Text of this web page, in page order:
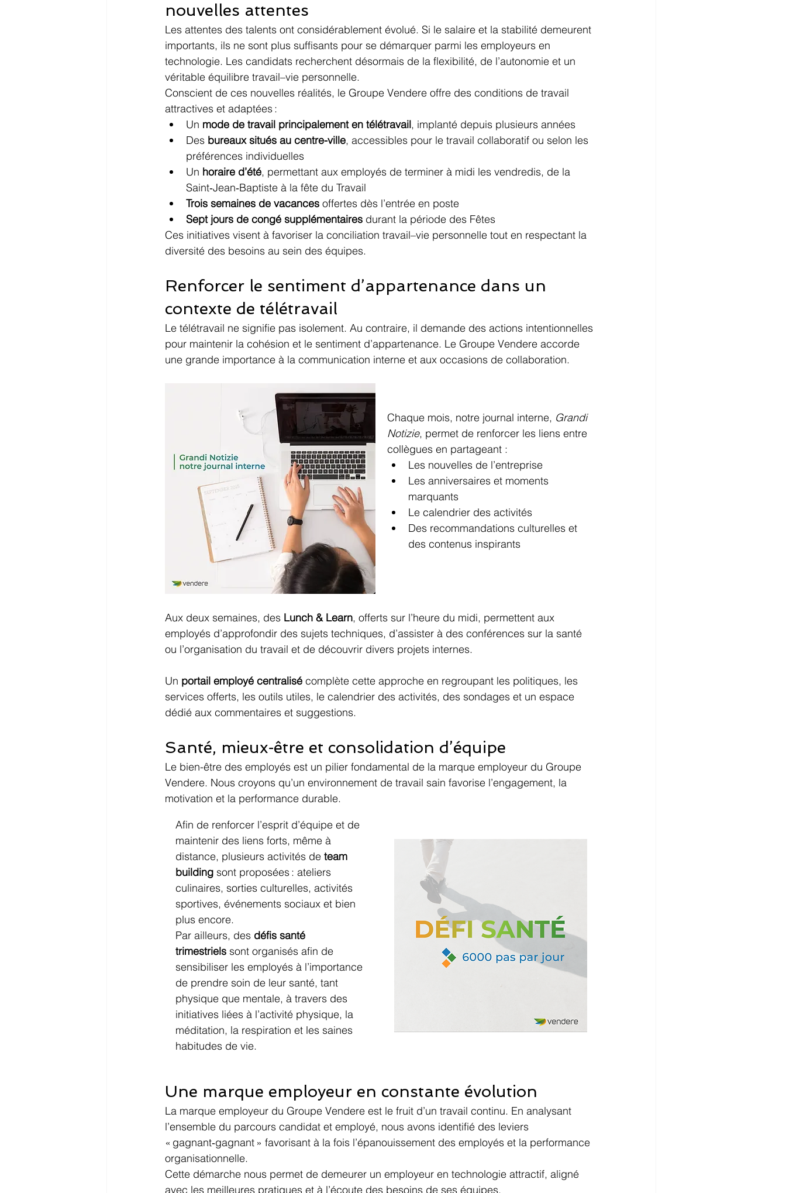
nouvelles attentes
Les attentes des talents ont considérablement évolué. Si le salaire et la stabilité demeurent
importants, ils ne sont plus suffisants pour se démarquer parmi les employeurs en
technologie. Les candidats recherchent désormais de la flexibilité, de l’autonomie et un
véritable équilibre travail–vie personnelle.
Conscient de ces nouvelles réalités, le Groupe Vendere offre des conditions de travail
attractives et adaptées :
Un mode de travail principalement en télétravail, implanté depuis plusieurs années
Des bureaux situés au centre-ville, accessibles pour le travail collaboratif ou selon les
préférences individuelles
Un horaire d’été, permettant aux employés de terminer à midi les vendredis, de la
Saint‑Jean‑Baptiste à la fête du Travail
Trois semaines de vacances offertes dès l’entrée en poste
Sept jours de congé supplémentaires durant la période des Fêtes
Ces initiatives visent à favoriser la conciliation travail–vie personnelle tout en respectant la
diversité des besoins au sein des équipes.
Renforcer le sentiment d’appartenance dans un
contexte de télétravail
Le télétravail ne signifie pas isolement. Au contraire, il demande des actions intentionnelles
pour maintenir la cohésion et le sentiment d’appartenance. Le Groupe Vendere accorde
une grande importance à la communication interne et aux occasions de collaboration.
Chaque mois, notre journal interne, Grandi
Notizie, permet de renforcer les liens entre
collègues en partageant :
Les nouvelles de l’entreprise
Les anniversaires et moments
marquants
Le calendrier des activités
Des recommandations culturelles et
des contenus inspirants
Aux deux semaines, des Lunch & Learn, offerts sur l’heure du midi, permettent aux
employés d’approfondir des sujets techniques, d’assister à des conférences sur la santé
ou l’organisation du travail et de découvrir divers projets internes.
Un portail employé centralisé complète cette approche en regroupant les politiques, les
services offerts, les outils utiles, le calendrier des activités, des sondages et un espace
dédié aux commentaires et suggestions.
Santé, mieux‑être et consolidation d’équipe
Le bien-être des employés est un pilier fondamental de la marque employeur du Groupe
Vendere. Nous croyons qu’un environnement de travail sain favorise l’engagement, la
motivation et la performance durable.
Afin de renforcer l’esprit d’équipe et de
maintenir des liens forts, même à
distance, plusieurs activités de team
building sont proposées : ateliers
culinaires, sorties culturelles, activités
sportives, événements sociaux et bien
plus encore.
Par ailleurs, des défis santé
trimestriels sont organisés afin de
sensibiliser les employés à l’importance
de prendre soin de leur santé, tant
physique que mentale, à travers des
initiatives liées à l’activité physique, la
méditation, la respiration et les saines
habitudes de vie.
Une marque employeur en constante évolution
La marque employeur du Groupe Vendere est le fruit d’un travail continu. En analysant
l’ensemble du parcours candidat et employé, nous avons identifié des leviers
« gagnant‑gagnant » favorisant à la fois l’épanouissement des employés et la performance
organisationnelle.
Cette démarche nous permet de demeurer un employeur en technologie attractif, aligné
avec les meilleures pratiques et à l’écoute des besoins de ses équipes.